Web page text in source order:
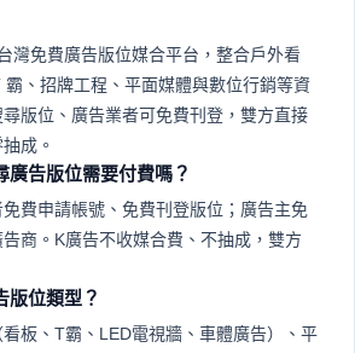
灣免費廣告版位媒合平台，整合戶外看
、招牌工程、平面媒體與數位行銷等資
版位、廣告業者可免費刊登，雙方直接
成。
廣告版位需要付費嗎？
費申請帳號、免費刊登版位；廣告主免
商。K廣告不收媒合費、不抽成，雙方
版位類型？
板、T霸、LED電視牆、車體廣告）、平